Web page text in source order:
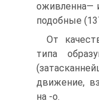
оживленна—
подобные
От
типа
движение,
на -о.